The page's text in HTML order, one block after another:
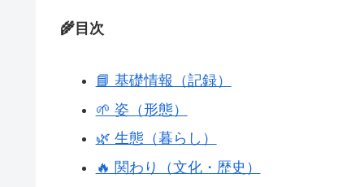
🌾目次
📘 基礎情報（記録）
🌱 姿（形態）
🌿 生態（暮らし）
🔥 関わり（文化・歴史）